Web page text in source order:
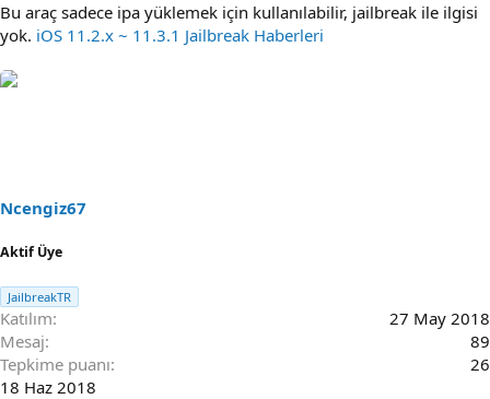
Bu araç sadece ipa yüklemek için kullanılabilir, jailbreak ile ilgisi
yok. iOS 11.2.x ~ 11.3.1 Jailbreak Haberleri
Ncengiz67
Aktif Üye
JailbreakTR
Katılım
27 May 2018
Mesaj
89
Tepkime puanı
26
18 Haz 2018